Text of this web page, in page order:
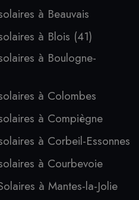
à Beauvais
à Blois (41)
à Boulogne-
à Colombes
à Compiègne
à Corbeil-Essonnes
à Courbevoie
à Mantes-la-Jolie